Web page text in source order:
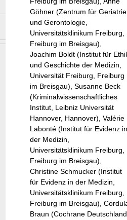
Göhner (Zentrum für Geriatrie
und Gerontologie,
Universitätsklinikum Freiburg,
Freiburg im Breisgau),
Joachim Boldt (Institut für
und Geschichte der Medizin,
Universität Freiburg, Freiburg
im Breisgau), Susanne Beck
(Kriminalwissenschaftliches
Institut, Leibniz Universität
Hannover, Hannover), Valérie
Labonté (Institut für Evidenz in
der Medizin,
Universitätsklinikum Freiburg,
Freiburg im Breisgau),
Christine Schmucker (Institut
für Evidenz in der Medizin,
Universitätsklinikum Freiburg,
Freiburg im Breisgau),
Braun (Cochrane Deutschland